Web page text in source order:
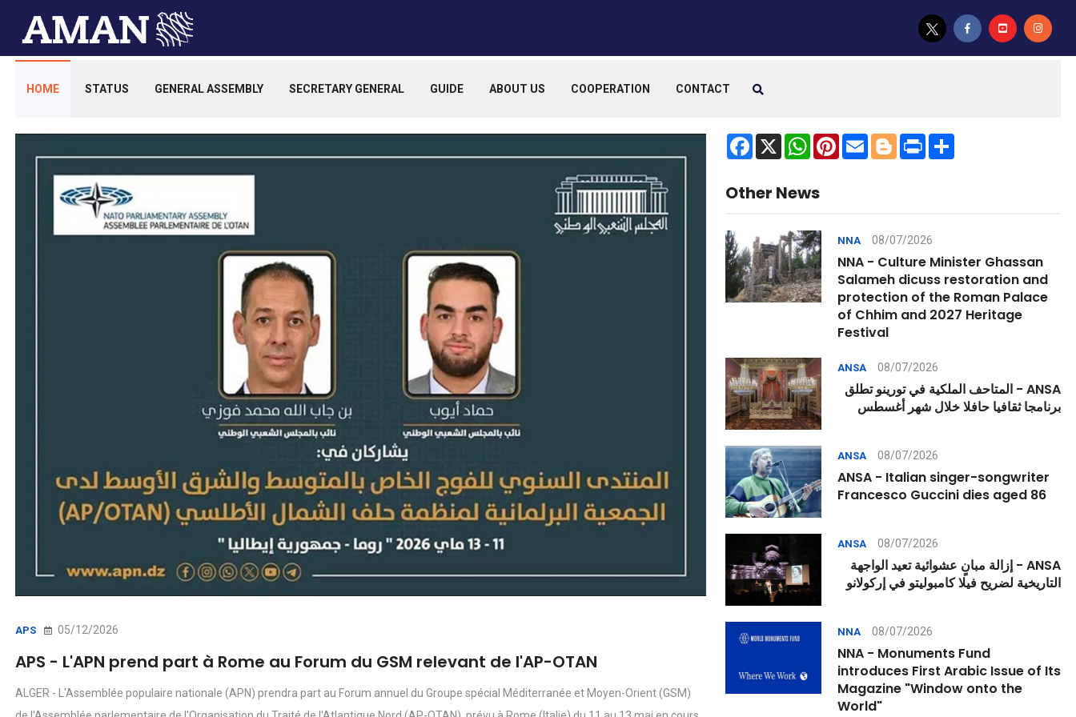
HOME STATUS GENERAL ASSEMBLY SECRETARY GENERAL GUIDE ABOUT US COOPERATION CONTACT
APS 05/12/2026
APS - L'APN prend part à Rome au Forum du GSM relevant de l'AP-OTAN
ALGER - L'Assemblée populaire nationale (APN) prendra part au Forum annuel du Groupe spécial Méditerranée et Moyen-Orient (GSM)
Facebook
X WhatsApp
Pinterest
EmailBlogger
Print Share
Other News
NNA 08/07/2026
NNA - Culture Minister Ghassan
Salameh dicuss restoration and
protection of the Roman Palace
of Chhim and 2027 Heritage
Festival
ANSA 08/07/2026
ANSA - المتاحف الملكية في تورينو تطلق
برنامجا ثقافيا حافلا خلال شهر أغسطس
ANSA 08/07/2026
ANSA - Italian singer-songwriter
Francesco Guccini dies aged 86
ANSA 08/07/2026
ANSA - إزالة مبانٍ عشوائية تعيد الواجهة
التاريخية لضريح فيلا كامبوليتو في إركولانو
NNA 08/07/2026
NNA - Monuments Fund
introduces First Arabic Issue of Its
Magazine "Window onto the
World"